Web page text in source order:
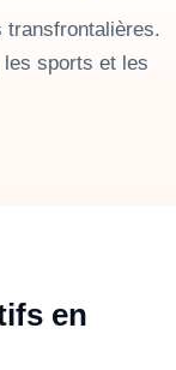
sports et les
en